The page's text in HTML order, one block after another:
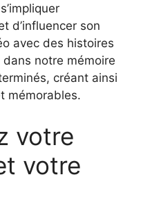
d’influencer son
avec des histoires
notre mémoire
créant ainsi
mémorables.
votre
votre